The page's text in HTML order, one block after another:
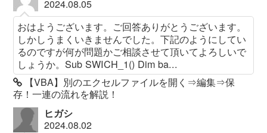
2024.08.05
おはようございます。ご回答ありがとうございます。
しかしうまくいきませんでした。下記のようにしてい
るのですが何が問題かご相談させて頂いてよろしいで
しょうか。Sub SWICH_1() Dim ba...
【VBA】別のエクセルファイルを開く⇒編集⇒保
存！一連の流れを解説！
ヒガシ
2024.08.02